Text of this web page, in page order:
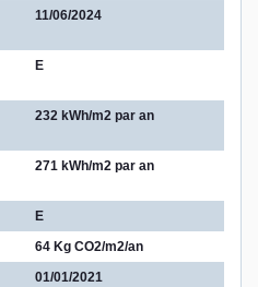
11/06/2024
E
232 kWh/m2 par an
271 kWh/m2 par an
E
64 Kg CO2/m2/an
01/01/2021